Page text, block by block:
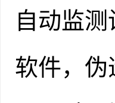
自动监
软件，